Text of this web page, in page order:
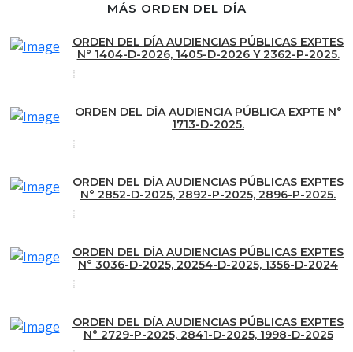
MÁS ORDEN DEL DÍA
ORDEN DEL DÍA AUDIENCIAS PÚBLICAS EXPTES
N° 1404-D-2026, 1405-D-2026 Y 2362-P-2025.
ORDEN DEL DÍA AUDIENCIA PÚBLICA EXPTE N°
1713-D-2025.
ORDEN DEL DÍA AUDIENCIAS PÚBLICAS EXPTES
N° 2852-D-2025, 2892-P-2025, 2896-P-2025.
ORDEN DEL DÍA AUDIENCIAS PÚBLICAS EXPTES
N° 3036-D-2025, 20254-D-2025, 1356-D-2024
ORDEN DEL DÍA AUDIENCIAS PÚBLICAS EXPTES
N° 2729-P-2025, 2841-D-2025, 1998-D-2025